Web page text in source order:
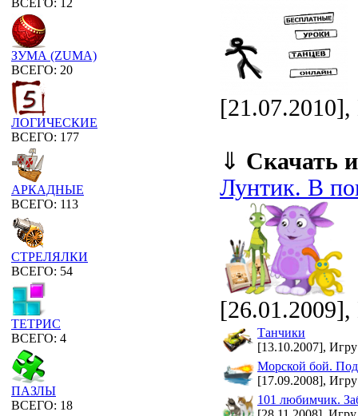
ВСЕГО: 12
ЗУМА (ZUMA)
ВСЕГО: 20
ЛОГИЧЕСКИЕ
ВСЕГО: 177
АРКАДНЫЕ
ВСЕГО: 113
СТРЕЛЯЛКИ
ВСЕГО: 54
ТЕТРИС
ВСЕГО: 4
ПАЗЛЫ
ВСЕГО: 18
[21.07.2010],
⇓ Скачать
Лунтик. В
[26.01.2009],
Танчики
[13.10.2007],
Морской бой.
[17.09.2008],
101 любимчик.